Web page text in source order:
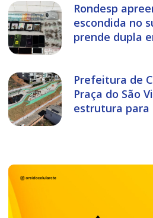
Rondesp
escondida no
prende dupla
Prefeitura de
Praça do São
estrutura para